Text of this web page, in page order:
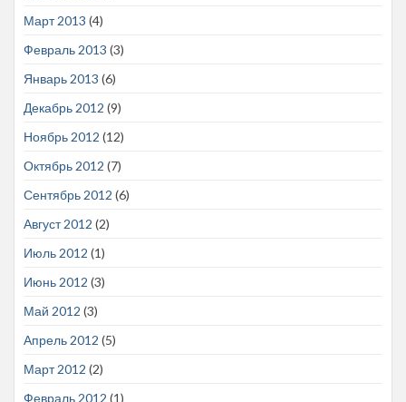
Март 2013 (4)
Февраль 2013 (3)
Январь 2013 (6)
Декабрь 2012 (9)
Ноябрь 2012 (12)
Октябрь 2012 (7)
Сентябрь 2012 (6)
Август 2012 (2)
Июль 2012 (1)
Июнь 2012 (3)
Май 2012 (3)
Апрель 2012 (5)
Март 2012 (2)
Февраль 2012 (1)